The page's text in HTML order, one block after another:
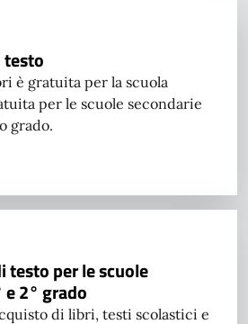
è gratuita per la scuola
per le scuole secondarie
grado.
per le scuole
2° grado
di libri, testi scolastici e